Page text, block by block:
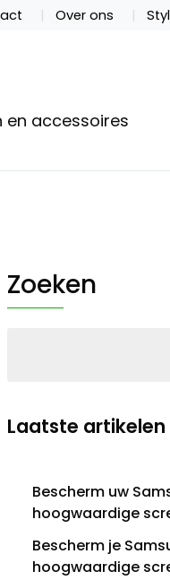
Over ons
accessoires
Zoeken
Laatste artikelen
Bescherm uw
hoogwaardige
Bescherm je
hoogwaardige